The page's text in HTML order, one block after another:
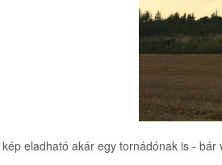
eladható akár egy tornádónak is -